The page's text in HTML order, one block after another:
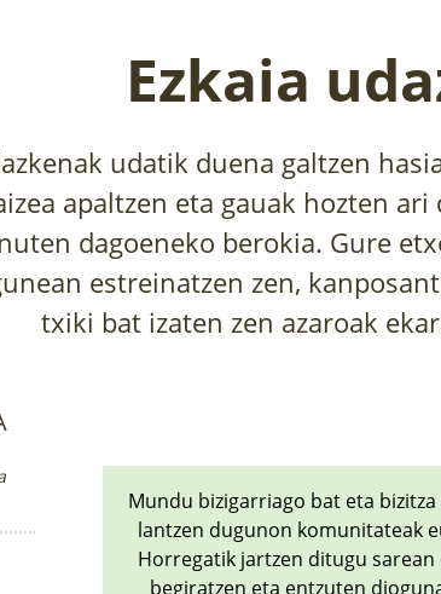
Ezkaia
udatik duena galtzen
apaltzen eta gauak hozten
dagoeneko berokia. Gure
estreinatzen zen,
txiki bat izaten zen azaroak
Mundu bizigarriago bat eta
lantzen dugunon komunitateak
Horregatik jartzen ditugu
begiratzen eta entzuten